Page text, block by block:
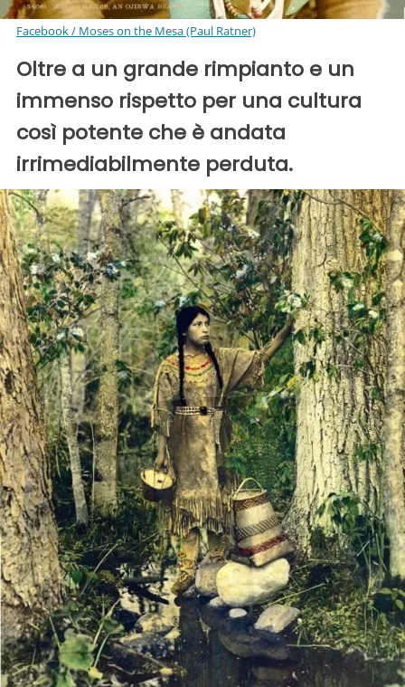
Facebook / Moses on the Mesa (Paul Ratner)
Oltre a un grande rimpianto e un
immenso rispetto per una cultura
così potente che è andata
irrimediabilmente perduta.